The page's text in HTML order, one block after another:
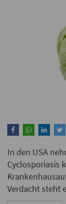
In den USA
Cyclosporiasis
Verdacht steht